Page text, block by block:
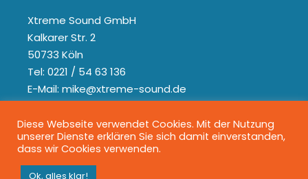
Xtreme Sound GmbH
Kalkarer Str. 2
50733 Köln
Tel: 0221 / 54 63 136
E-Mail: mike@xtreme-sound.de
Diese Webseite verwendet Cookies. Mit der Nutzung
unserer Dienste erklären Sie sich damit einverstanden,
dass wir Cookies verwenden.
Ok, alles klar!